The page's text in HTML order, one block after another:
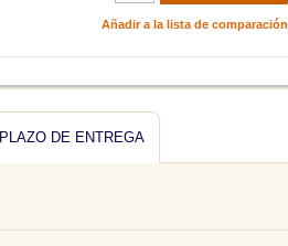
Añadir a la lista de comparación
PLAZO DE ENTREGA